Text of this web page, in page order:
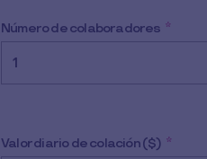
Número de colaboradores *
Valor diario de colación ($) *